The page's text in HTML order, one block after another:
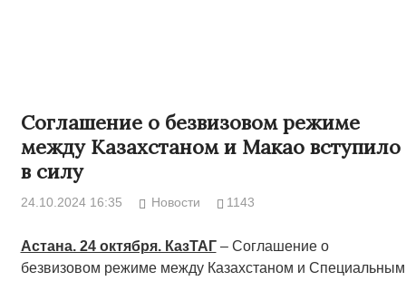
Соглашение о безвизовом режиме
между Казахстаном и Макао вступило
в силу
24.10.2024 16:35 Новости 1143
Астана. 24 октября. КазТАГ– Соглашение о
безвизовом режиме между Казахстаном и Специальным